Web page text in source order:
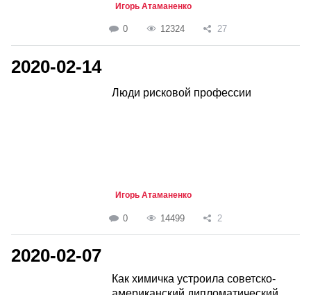
Игорь Атаманенко
0 12324 27
2020-02-14
Люди рисковой профессии
Игорь Атаманенко
0 14499 2
2020-02-07
Как химичка устроила советско-